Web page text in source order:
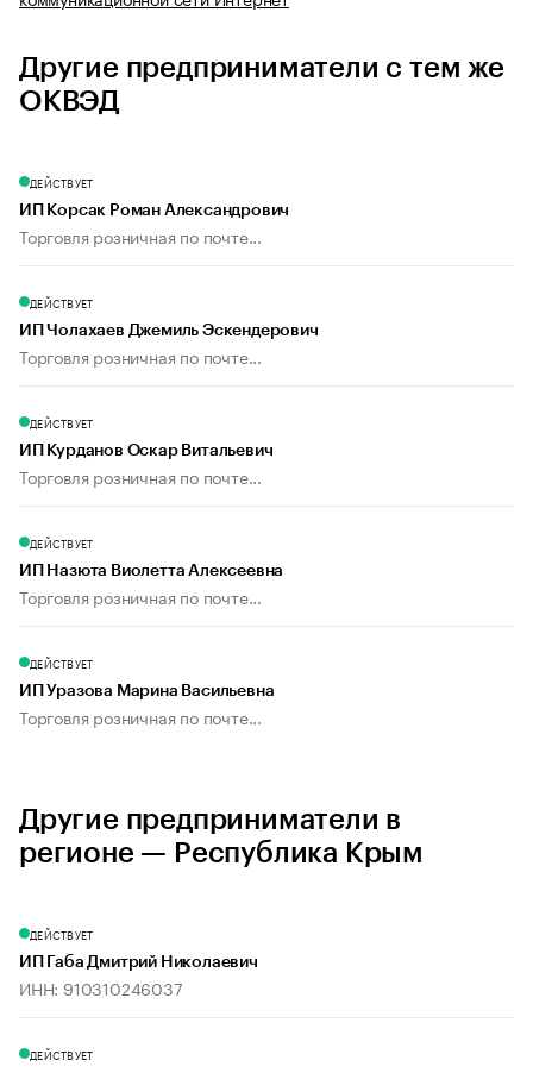
Другие предприниматели с тем же
ОКВЭД
ДЕЙСТВУЕТ
ИП Корсак Роман Александрович
Торговля розничная по почте...
ДЕЙСТВУЕТ
ИП Чолахаев Джемиль Эскендерович
Торговля розничная по почте...
ДЕЙСТВУЕТ
ИП Курданов Оскар Витальевич
Торговля розничная по почте...
ДЕЙСТВУЕТ
ИП Назюта Виолетта Алексеевна
Торговля розничная по почте...
ДЕЙСТВУЕТ
ИП Уразова Марина Васильевна
Торговля розничная по почте...
Другие предприниматели в
регионе — Республика Крым
ДЕЙСТВУЕТ
ИП Габа Дмитрий Николаевич
ИНН: 910310246037
ДЕЙСТВУЕТ